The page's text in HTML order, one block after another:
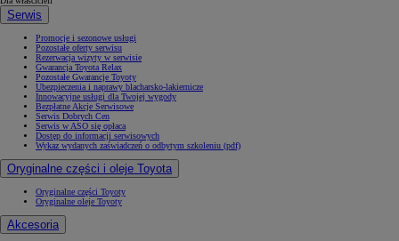
Serwis
Promocje i sezonowe usługi
Pozostałe oferty serwisu
Rezerwacja wizyty w serwisie
Gwarancja Toyota Relax
Pozostałe Gwarancje Toyoty
Ubezpieczenia i naprawy blacharsko-lakiernicze
Innowacyjne usługi dla Twojej wygody
Bezpłatne Akcje Serwisowe
Serwis Dobrych Cen
Serwis w ASO się opłaca
Dostęp do informacji serwisowych
Wykaz wydanych zaświadczeń o odbytym szkoleniu (pdf)
Oryginalne części i oleje Toyota
Oryginalne części Toyoty
Oryginalne oleje Toyoty
Akcesoria